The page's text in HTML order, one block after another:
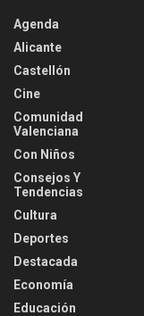
Agenda
Alicante
Castellón
Cine
Comunidad
Valenciana
Con Niños
Consejos Y
Tendencias
Cultura
Deportes
Destacada
Economía
Educación